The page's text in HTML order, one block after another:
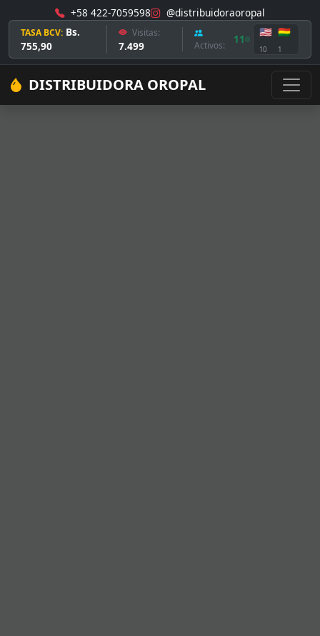
+58 422-7059598 @distribuidoraoropal
TASA BCV: Bs.
755,90
Visitas:
7.499 Activos: 11
🇺🇸
10
🇧🇴
1
DISTRIBUIDORA OROPAL